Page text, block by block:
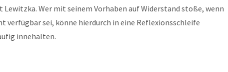
Wer mit seinem Vorhaben auf Widerstand stoße, wenn
verfügbar sei, könne hierdurch in eine Reflexionsschleife
innehalten.